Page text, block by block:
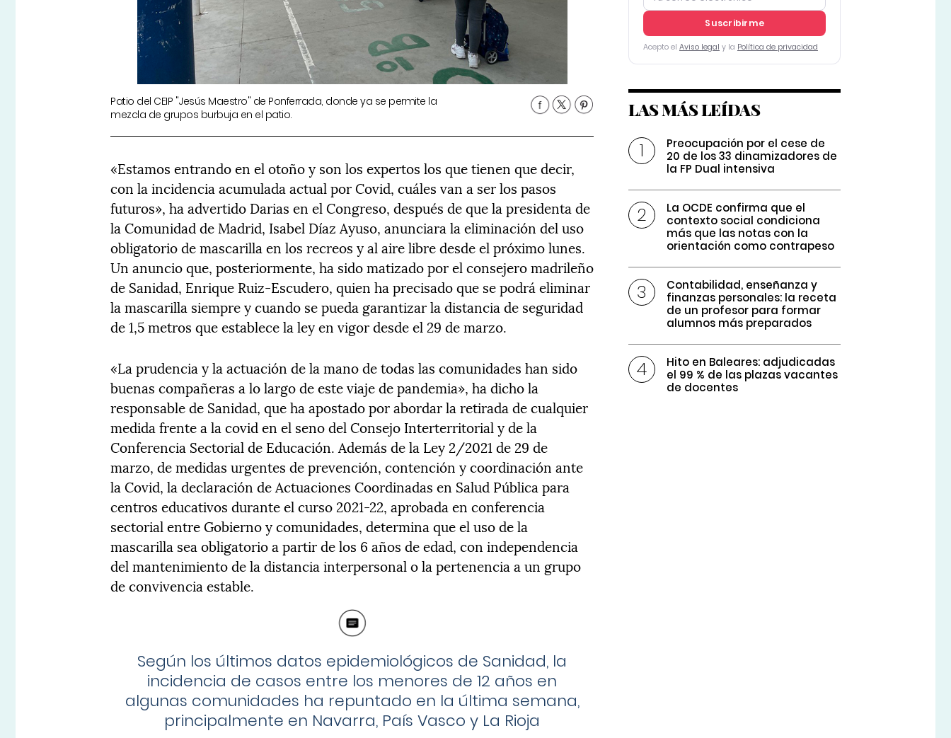
Patio del CEIP "Jesús Maestro" de Ponferrada, donde ya se permite la
mezcla de grupos burbuja en el patio.
«Estamos entrando en el otoño y son los expertos los que tienen que decir,
con la incidencia acumulada actual por Covid, cuáles van a ser los pasos
futuros», ha advertido Darias en el Congreso, después de que la presidenta de
la Comunidad de Madrid, Isabel Díaz Ayuso, anunciara la eliminación del uso
obligatorio de mascarilla en los recreos y al aire libre desde el próximo lunes.
Un anuncio que, posteriormente, ha sido matizado por el consejero madrileño
de Sanidad, Enrique Ruiz-Escudero, quien ha precisado que se podrá eliminar
la mascarilla siempre y cuando se pueda garantizar la distancia de seguridad
de 1,5 metros que establece la ley en vigor desde el 29 de marzo.
«La prudencia y la actuación de la mano de todas las comunidades han sido
buenas compañeras a lo largo de este viaje de pandemia», ha dicho la
responsable de Sanidad, que ha apostado por abordar la retirada de cualquier
medida frente a la covid en el seno del Consejo Interterritorial y de la
Conferencia Sectorial de Educación. Además de la Ley 2/2021 de 29 de
marzo, de medidas urgentes de prevención, contención y coordinación ante
la Covid, la declaración de Actuaciones Coordinadas en Salud Pública para
centros educativos durante el curso 2021-22, aprobada en conferencia
sectorial entre Gobierno y comunidades, determina que el uso de la
mascarilla sea obligatorio a partir de los 6 años de edad, con independencia
del mantenimiento de la distancia interpersonal o la pertenencia a un grupo
de convivencia estable.
Según los últimos datos epidemiológicos de Sanidad, la
incidencia de casos entre los menores de 12 años en
algunas comunidades ha repuntado en la última semana,
principalmente en Navarra, País Vasco y La Rioja
Suscribirme
Acepto el Aviso legal y la Política de privacidad
LAS MÁS LEÍDAS
Preocupación por el cese de
20 de los 33 dinamizadores de
la FP Dual intensiva
La OCDE confirma que el
contexto social condiciona
más que las notas con la
orientación como contrapeso
Contabilidad, enseñanza y
finanzas personales: la receta
de un profesor para formar
alumnos más preparados
Hito en Baleares: adjudicadas
el 99 % de las plazas vacantes
de docentes